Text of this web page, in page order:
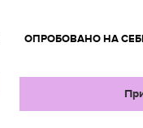
ОПРОБОВАНО НА